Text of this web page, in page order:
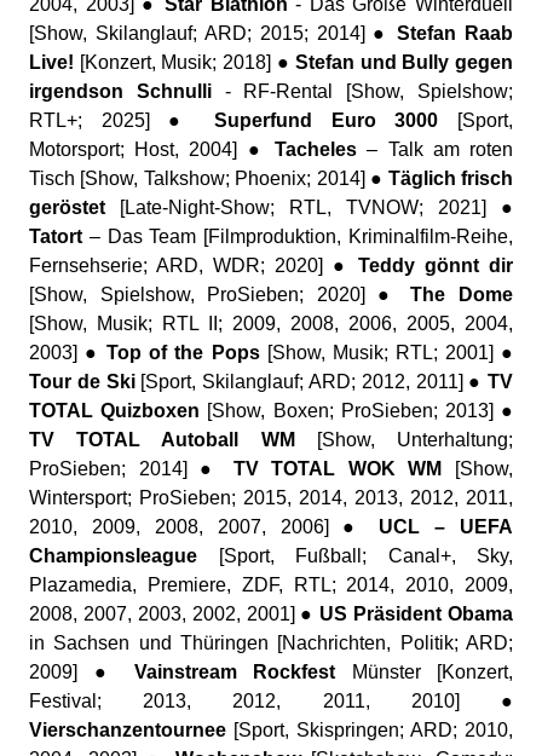
2004, 2003] ●Star Biathlon - Das Große Winterduell
[Show, Skilanglauf; ARD; 2015; 2014] ●Stefan Raab
Live! [Konzert, Musik; 2018] ● Stefan und Bully gegen
irgendson Schnulli- RF-Rental [Show, Spielshow;
RTL+; 2025] ● Superfund Euro 3000 [Sport,
Motorsport; Host, 2004] ●Tacheles – Talk am roten
Tisch [Show, Talkshow; Phoenix; 2014] ● Täglich frisch
geröstet [Late-Night-Show; RTL, TVNOW; 2021] ●
Tatort – Das Team [Filmproduktion, Kriminalfilm-Reihe,
Fernsehserie; ARD, WDR; 2020] ●Teddy gönnt dir
[Show, Spielshow, ProSieben; 2020] ●The Dome
[Show, Musik; RTL II; 2009, 2008, 2006, 2005, 2004,
2003] ●Top of the Pops[Show, Musik; RTL; 2001] ●
Tour de Ski[Sport, Skilanglauf; ARD; 2012, 2011] ●TV
TOTAL Quizboxen [Show, Boxen; ProSieben; 2013] ●
TV TOTAL Autoball WM [Show, Unterhaltung;
ProSieben; 2014] ● TV TOTAL WOK WM
[Show,
Wintersport; ProSieben; 2015, 2014, 2013, 2012, 2011,
2010, 2009, 2008, 2007, 2006] ● UCL – UEFA
Championsleague [Sport, Fußball; Canal+, Sky,
Plazamedia, Premiere, ZDF, RTL; 2014, 2010, 2009,
2008, 2007, 2003, 2002, 2001] ● US Präsident Obama
in Sachsen und Thüringen [Nachrichten, Politik; ARD;
2009] ● Vainstream Rockfest Münster [Konzert,
Festival; 2013, 2012, 2011, 2010] ●
Vierschanzentournee [Sport, Skispringen; ARD; 2010,